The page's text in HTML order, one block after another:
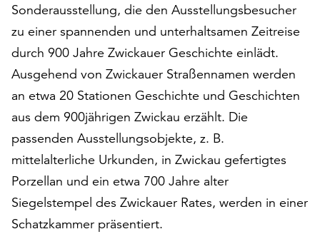
alle
Cookies
zu
akzeptieren.
Sie
können
Ihr
Einverständnis
jederzeit
ändern
und
widerrufen.
Dafür
steht
Sonderausstellung, die den Ausstellungsbesucher
zu einer spannenden und unterhaltsamen Zeitreise
durch 900 Jahre Zwickauer Geschichte einlädt.
Ausgehend von Zwickauer Straßennamen werden
an etwa 20 Stationen Geschichte und Geschichten
aus dem 900jährigen Zwickau erzählt. Die
passenden Ausstellungsobjekte, z. B.
mittelalterliche Urkunden, in Zwickau gefertigtes
Porzellan und ein etwa 700 Jahre alter
Siegelstempel des Zwickauer Rates, werden in einer
Schatzkammer präsentiert.